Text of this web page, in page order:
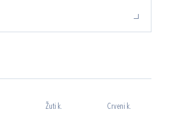
Žuti k. Crveni k.